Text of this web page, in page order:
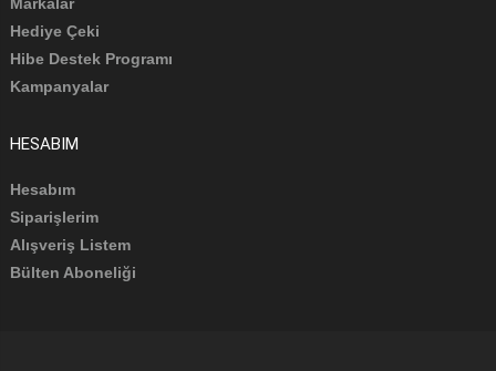
Hediye Çeki
Hibe Destek Programı
Kampanyalar
HESABIM
Hesabım
Siparişlerim
Alışveriş Listem
Bülten Aboneliği